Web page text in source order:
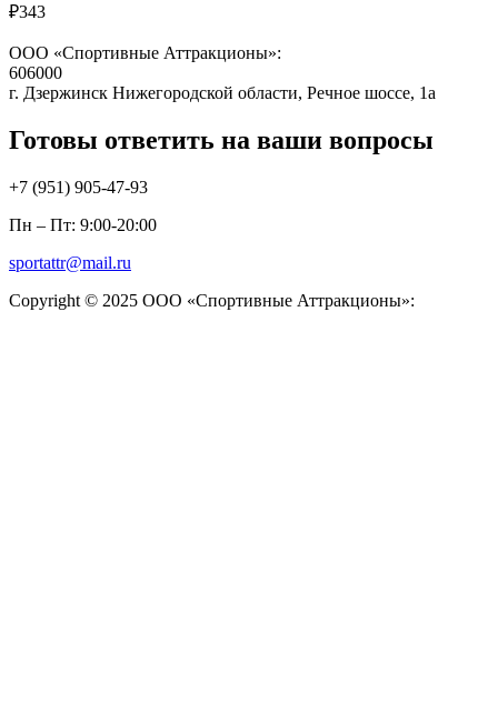
₽343
ООО «Спортивные Аттракционы»:
606000
г. Дзержинск Нижегородской области, Речное шоссе, 1а
Готовы ответить на ваши вопросы
+7 (951) 905-47-93
Пн – Пт: 9:00-20:00
sportattr@mail.ru
Copyright © 2025 ООО «Спортивные Аттракционы»: